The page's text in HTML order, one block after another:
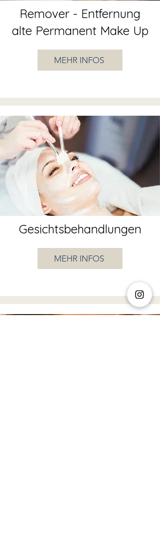
Remover - Entfernung
alte Permanent Make Up
MEHR INFOS
Gesichtsbehandlungen
MEHR INFOS